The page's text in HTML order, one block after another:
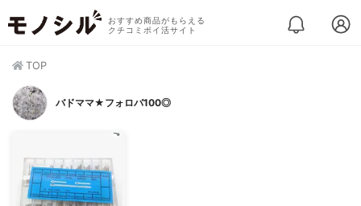
おすすめ商品がもらえる
クチコミポイ活サイト
TOP
バドママ★フォロバ100◎